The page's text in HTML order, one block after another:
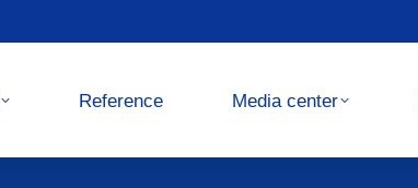
Reference Media center